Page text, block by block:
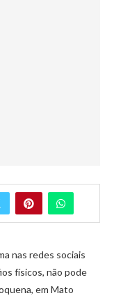
nas redes sociais
físicos, não pode
em Mato